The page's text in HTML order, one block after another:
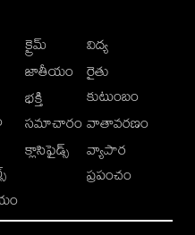
క్రైమ్
జాతీయం
భక్తి
సమాచారం
క్లాసిఫైడ్స్
విద్య
రైతు
కుటుంబం
వాతావరణం
వ్యాపార
ప్రపంచం